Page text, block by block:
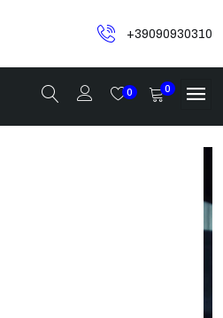
+39090930310
0 0